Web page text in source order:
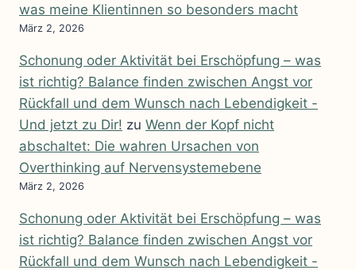
was meine Klientinnen so besonders macht
März 2, 2026
Schonung oder Aktivität bei Erschöpfung – was
ist richtig? Balance finden zwischen Angst vor
Rückfall und dem Wunsch nach Lebendigkeit -
Und jetzt zu Dir! zu Wenn der Kopf nicht
abschaltet: Die wahren Ursachen von
Overthinking auf Nervensystemebene
März 2, 2026
Schonung oder Aktivität bei Erschöpfung – was
ist richtig? Balance finden zwischen Angst vor
Rückfall und dem Wunsch nach Lebendigkeit -